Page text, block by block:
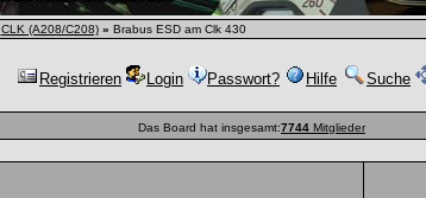
CLK (A208/C208) » Brabus ESD am Clk 430
Registrieren Login Passwort? Hilfe Suche
Das Board hat insgesamt:7744 Mitglieder